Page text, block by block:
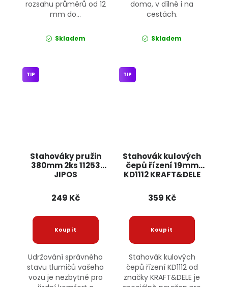
rozsahu průměrů od 12
mm do...
Skladem
doma, v dílně i na
cestách.
Skladem
Stahováky pružin
380mm 2ks 11253
JIPOS
TIP
249 Kč
Udržování správného
stavu tlumičů vašeho
vozu je nezbytné pro
Stahovák kulových
čepů řízení 19mm
KD1112 KRAFT&DELE
TIP
359 Kč
Stahovák kulových
čepů řízení KD1112 od
značky KRAFT&DELE je